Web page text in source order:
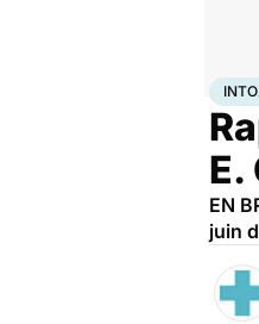
Accueil
E.
EN
juin